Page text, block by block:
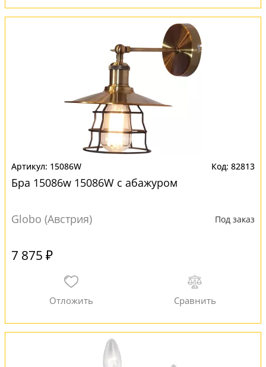
15086W 82813
Бра 15086w 15086W с абажуром
Globo (Австрия) Под заказ
7 875 ₽